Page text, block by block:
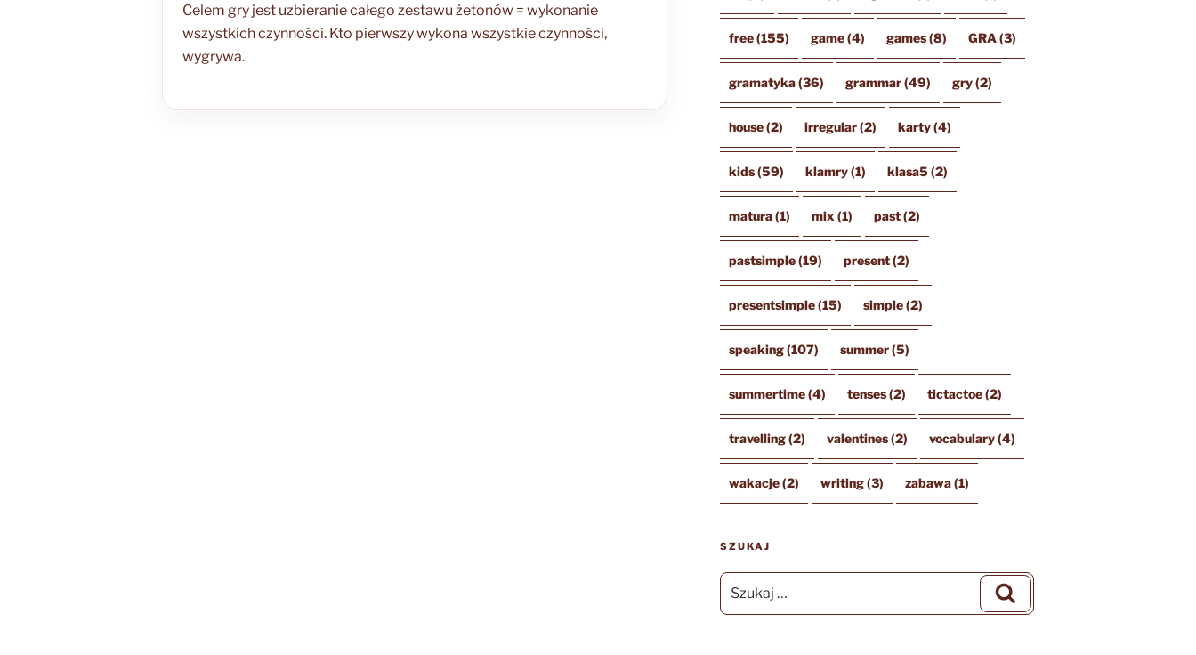
Celem gry jest uzbieranie całego zestawu żetonów = wykonanie
wszystkich czynności. Kto pierwszy wykona wszystkie czynności,
wygrywa.
free(155) game(4) games(8) GRA(3)
gramatyka(36) grammar(49) gry(2)
house(2) irregular(2) karty(4)
kids(59) klamry(1) klasa5 (2)
matura(1) mix (1) past(2)
pastsimple(19) present(2)
presentsimple(15) simple(2)
speaking(107) summer(5)
summertime(4) tenses(2) tictactoe(2)
travelling(2) valentines(2) vocabulary(4)
wakacje(2) writing(3) zabawa(1)
SZUKAJ
Szukaj: